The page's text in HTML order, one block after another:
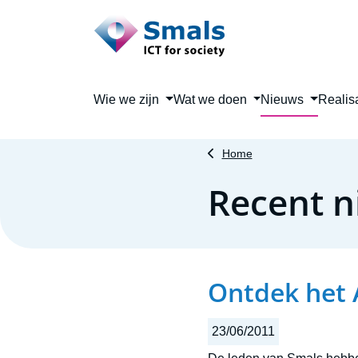
Main navigation
Wie we zijn Wat we doen Nieuws
Home
Recent
Ontdek het
23/06/2011